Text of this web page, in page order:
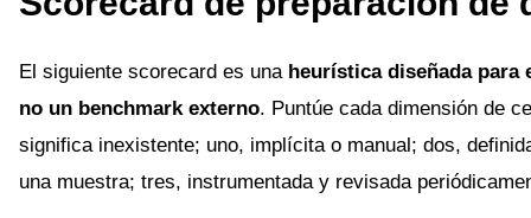
El siguiente scorecard es una heurística diseñada para
no un benchmark externo. Puntúe cada dimensión de
significa inexistente; uno, implícita o manual; dos,
una muestra; tres, instrumentada y revisada